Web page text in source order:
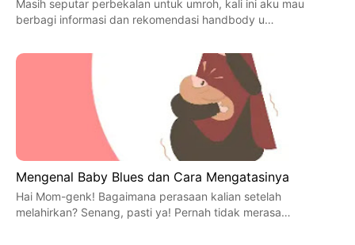
Masih seputar perbekalan untuk umroh, kali ini aku mau
berbagi informasi dan rekomendasi handbody u…
Mengenal Baby Blues dan Cara Mengatasinya
Hai Mom-genk! Bagaimana perasaan kalian setelah
melahirkan? Senang, pasti ya! Pernah tidak merasa…